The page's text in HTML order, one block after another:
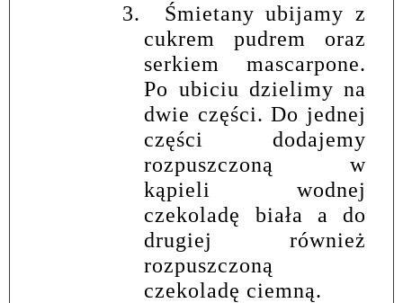
3.
Śmietany ubijamy z
cukrem pudrem oraz
serkiem mascarpone.
Po ubiciu dzielimy na
dwie części. Do jednej
części dodajemy
rozpuszczoną w
kąpieli wodnej
czekoladę biała a do
drugiej również
rozpuszczoną
czekoladę ciemną.